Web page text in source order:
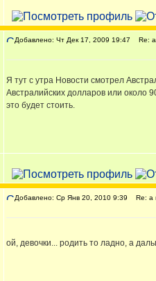
Добавлено: Чт Дек 17, 2009 19:47 Re: а
Я тут с утра Новости смотрел
Австралийских долларов или около
это будет стоить.
Добавлено: Ср Янв 20, 2010 9:39 Re: а
ой, девочки... родить то ладно, а